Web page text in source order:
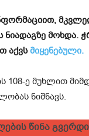
ნი­ა­დაგ­ზე მოხ­და.
აქვსმი­ყე­ნე­ბუ­ლი.
108-ე მუხ­ლით
ნიშ­ნავს.
წინა